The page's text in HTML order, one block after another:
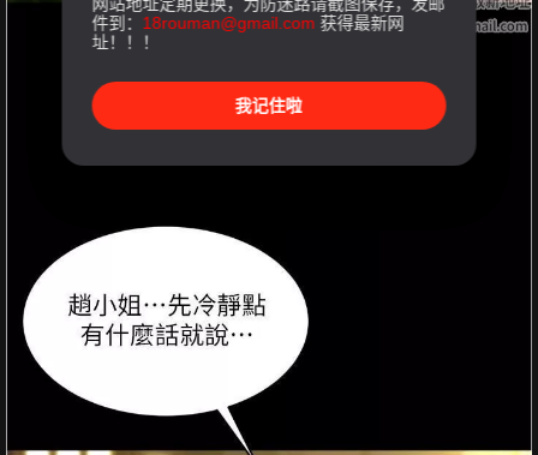
件到： 18rouman@gmail.com 获得最新网
址！！！
我记住啦